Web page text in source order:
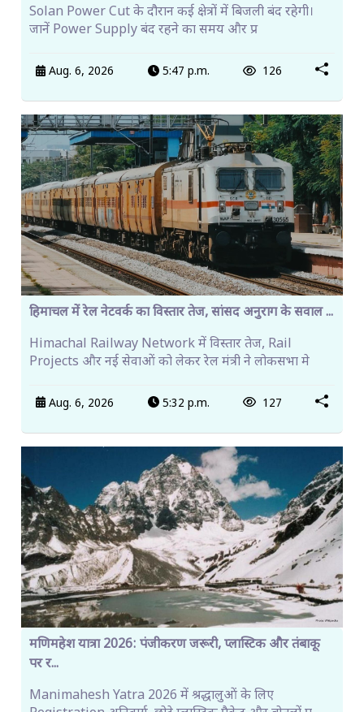
Solan Power Cut के दौरान कई क्षेत्रों में बिजली बंद रहेगी।
जानें Power Supply बंद रहने का समय और प्र
Aug. 6, 2026 5:47 p.m. 126
हिमाचल में रेल नेटवर्क का विस्तार तेज, सांसद अनुराग के सवाल ...
Himachal Railway Network में विस्तार तेज, Rail
Projects और नई सेवाओं को लेकर रेल मंत्री ने लोकसभा मे
Aug. 6, 2026 5:32 p.m. 127
मणिमहेश यात्रा 2026: पंजीकरण जरूरी, प्लास्टिक और तंबाकू
पर र...
Manimahesh Yatra 2026 में श्रद्धालुओं के लिए